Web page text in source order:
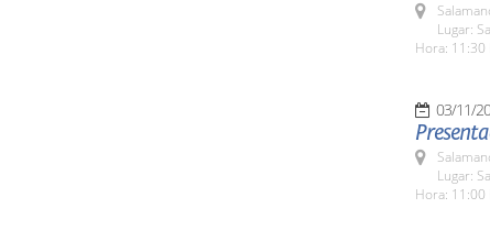
Lugar:
Hora: 11:30
03/11/
Lugar:
Hora: 11:00